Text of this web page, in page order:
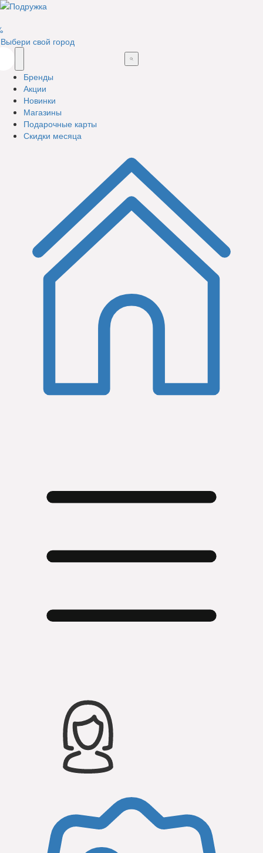
Выбери свой город
Бренды
Акции
Новинки
Магазины
Подарочные карты
Скидки месяца